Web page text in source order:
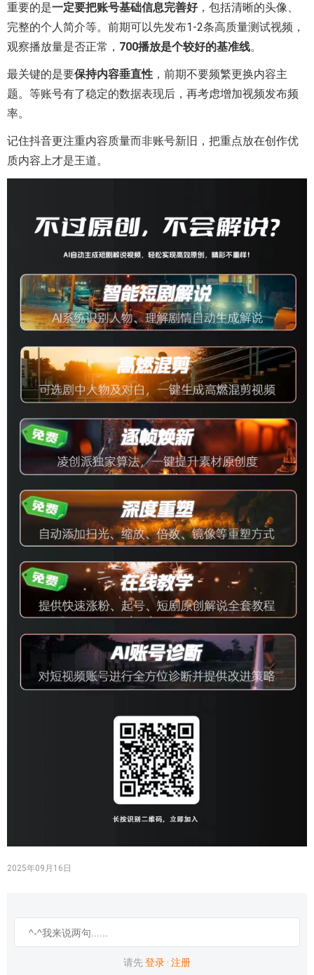
重要的是一定要把账号基础信息完善好，包括清晰的头像、
完整的个人简介等。前期可以先发布1-2条高质量测试视频，
观察播放量是否正常， 700播放是个较好的基准线。
最关键的是要保持内容垂直性 ，前期不要频繁更换内容主
题。等账号有了稳定的数据表现后，再考虑增加视频发布频
率。
记住抖音更注重内容质量而非账号新旧，把重点放在创作优
质内容上才是王道。
2025年09月16日
请先登录 · 注册